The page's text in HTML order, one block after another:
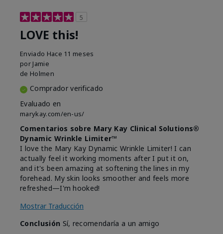
5
LOVE this!
Enviado Hace 11 meses
por Jamie
de Holmen
Comprador verificado
Evaluado en
marykay.com/en-us/
Comentarios sobre Mary Kay Clinical Solutions®
Dynamic Wrinkle Limiter™
I love the Mary Kay Dynamic Wrinkle Limiter! I can
actually feel it working moments after I put it on,
and it's been amazing at softening the lines in my
forehead. My skin looks smoother and feels more
refreshed—I'm hooked!
Mostrar Traducción
Conclusión Sí, recomendaría a un amigo